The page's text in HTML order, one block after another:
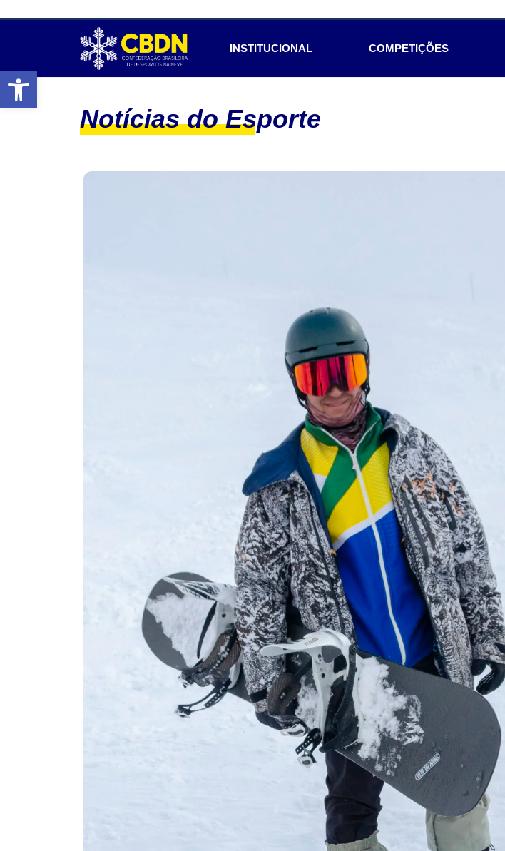
INSTITUCIONAL COMPETIÇÕES
Notícias do Esporte
Abrir a barra de ferramentas